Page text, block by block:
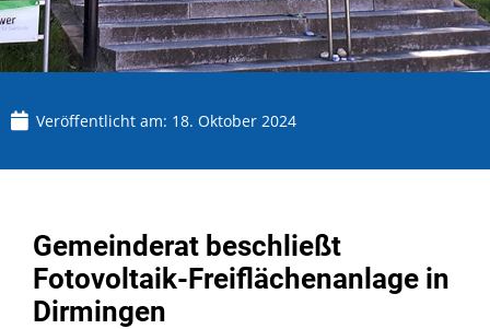
Veröffentlicht am: 18. Oktober 2024
Gemeinderat beschließt
Fotovoltaik-Freiflächenanlage in
Dirmingen